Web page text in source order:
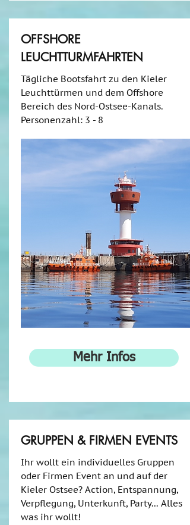
OFFSHORE
LEUCHTTURMFAHRTEN
Tägliche Bootsfahrt zu den Kieler
Leuchttürmen und dem Offshore
Bereich des Nord-Ostsee-Kanals.
Personenzahl: 3 - 8
Mehr Infos
GRUPPEN & FIRMEN EVENTS
Ihr wollt ein individuelles Gruppen
oder Firmen Event an und auf der
Kieler Ostsee? Action, Entspannung,
Verpflegung, Unterkunft, Party... Alles
was ihr wollt!